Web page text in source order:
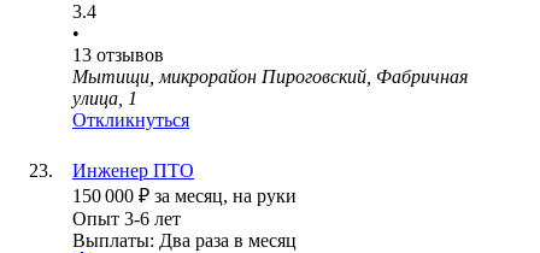
3.4
•
13 отзывов
Мытищи, микрорайон Пироговский, Фабричная
улица, 1
Откликнуться
Инженер ПТО
150 000 ₽ за месяц, на руки
Опыт 3-6 лет
Выплаты: Два раза в месяц